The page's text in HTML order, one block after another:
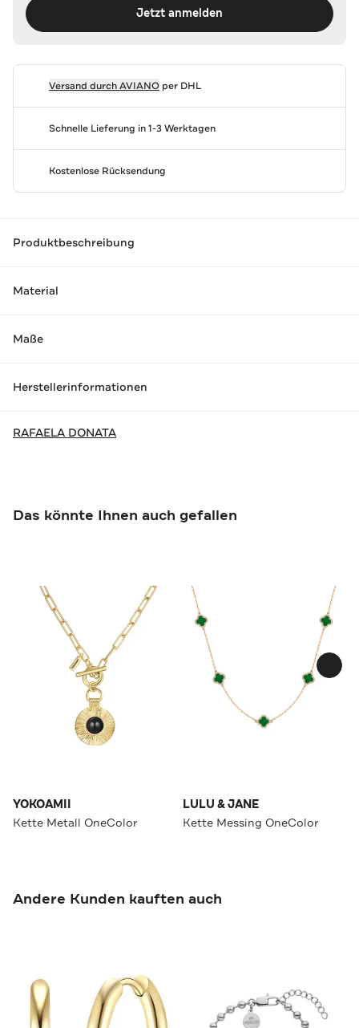
Jetzt anmelden
Versand durchAVIANOper DHL
Schnelle Lieferung in 1-3 Werktagen
Kostenlose Rücksendung
Produktbeschreibung
Material
Maße
Herstellerinformationen
RAFAELA DONATA
Das könnte Ihnen auch gefallen
YOKOAMII
Kette Metall OneColor
LULU & JANE
Kette Messing OneColor
Andere Kunden kauften auch